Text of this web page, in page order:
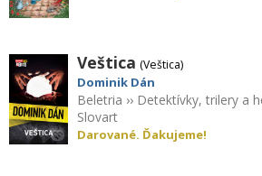
Veštica (Veštica)
Dominik Dán
Beletria ›› Detektívky, trilery a
Slovart
Darované. Ďakujeme!